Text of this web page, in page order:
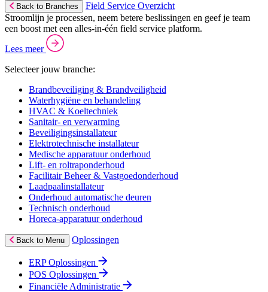
Back to Branches
Field Service Overzicht
Stroomlijn je processen, neem betere beslissingen en geef je team
een boost met een alles-in-één field service platform.
Lees meer
Selecteer jouw branche:
Brandbeveiliging & Brandveiligheid
Waterhygiëne en behandeling
HVAC & Koeltechniek
Sanitair- en verwarming
Beveiligingsinstallateur
Elektrotechnische installateur
Medische apparatuur onderhoud
Lift- en roltraponderhoud
Facilitair Beheer & Vastgoedonderhoud
Laadpaalinstallateur
Onderhoud automatische deuren
Technisch onderhoud
Horeca-apparatuur onderhoud
Back to Menu Oplossingen
ERP Oplossingen
POS Oplossingen
Financiële Administratie